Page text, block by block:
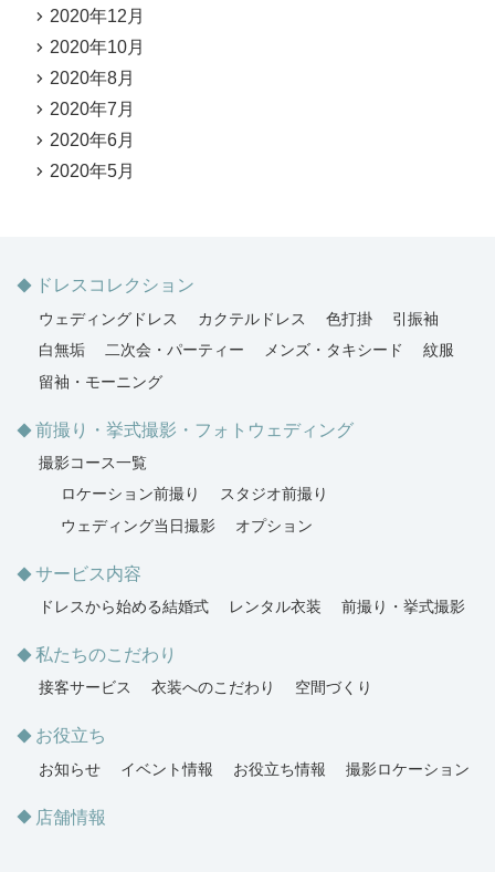
2020年12月
2020年10月
2020年8月
2020年7月
2020年6月
2020年5月
ドレスコレクション
ウェディングドレス カクテルドレス 色打掛
引振袖
白無垢
二次会・パーティー メンズ・タキシード
紋服
留袖・モーニング
前撮り・挙式撮影・フォトウェディング
撮影コース一覧
ロケーション前撮り
スタジオ前撮り
ウェディング当日撮影
オプション
サービス内容
ドレスから始める結婚式 レンタル衣装 前撮り・挙式撮影
私たちのこだわり
接客サービス 衣装へのこだわり 空間づくり
お役立ち
お知らせ イベント情報 お役立ち情報 撮影ロケーション
店舗情報